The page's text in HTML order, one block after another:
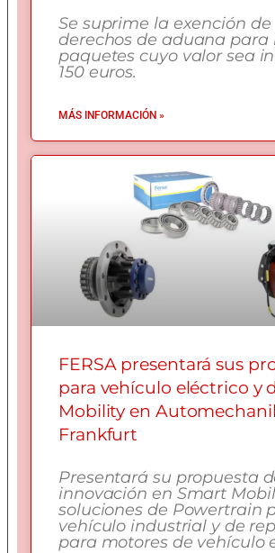
Se suprime la exención de
derechos de aduana para
paquetes cuyo valor sea
150 euros.
MÁS INFORMACIÓN »
FERSA presentará sus
para vehículo eléctrico y
Mobility en
Frankfurt
Presentará su propuesta
innovación en Smart
soluciones de Powertrain
vehículo industrial y de
para motores de vehículo